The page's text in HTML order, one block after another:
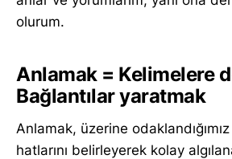
olurum.
Anlamak = Kelimelere
Bağlantılar yaratmak
Anlamak, üzerine
hatlarını belirleyerek kolay